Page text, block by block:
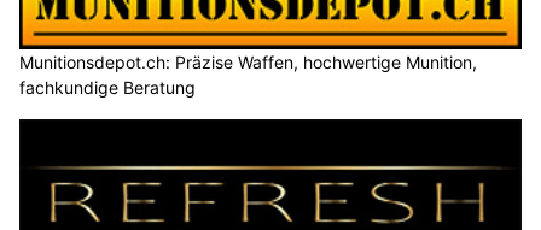
Munitionsdepot.ch: Präzise Waffen, hochwertige Munition,
fachkundige Beratung